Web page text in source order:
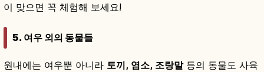
이 맞으면 꼭 체험해 보세요!
5. 여우 외의 동물들
원내에는 여우뿐 아니라 토끼, 염소, 조랑말등의 동물도 사육